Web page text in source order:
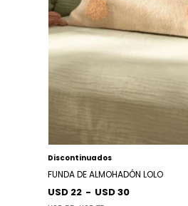
Discontinuados
FUNDA DE ALMOHADÓN LOLO
USD 22 - USD 30